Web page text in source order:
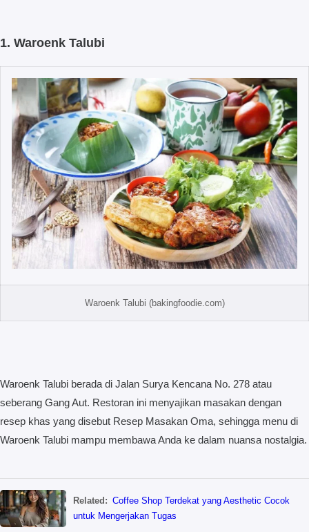
1. Waroenk Talubi
Waroenk Talubi (bakingfoodie.com)
Waroenk Talubi berada di Jalan Surya Kencana No. 278 atau
seberang Gang Aut. Restoran ini menyajikan masakan dengan
resep khas yang disebut Resep Masakan Oma, sehingga menu di
Waroenk Talubi mampu membawa Anda ke dalam nuansa nostalgia.
Related: Coffee Shop Terdekat yang Aesthetic Cocok
untuk Mengerjakan Tugas